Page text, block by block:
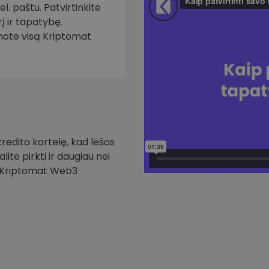
paštu. Patvirtinkite
ir tapatybę.
visą Kriptomat
kortelę, kad lėšos
pirkti ir daugiau nei
Web3